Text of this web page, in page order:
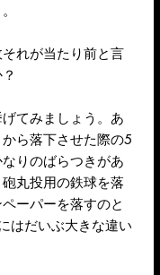
れが当たり前と言
てみましょう。あ
ら落下させた際の5
りのばらつきがあ
丸投用の鉄球を落
ーパーを落すのと
はだいぶ大きな違い